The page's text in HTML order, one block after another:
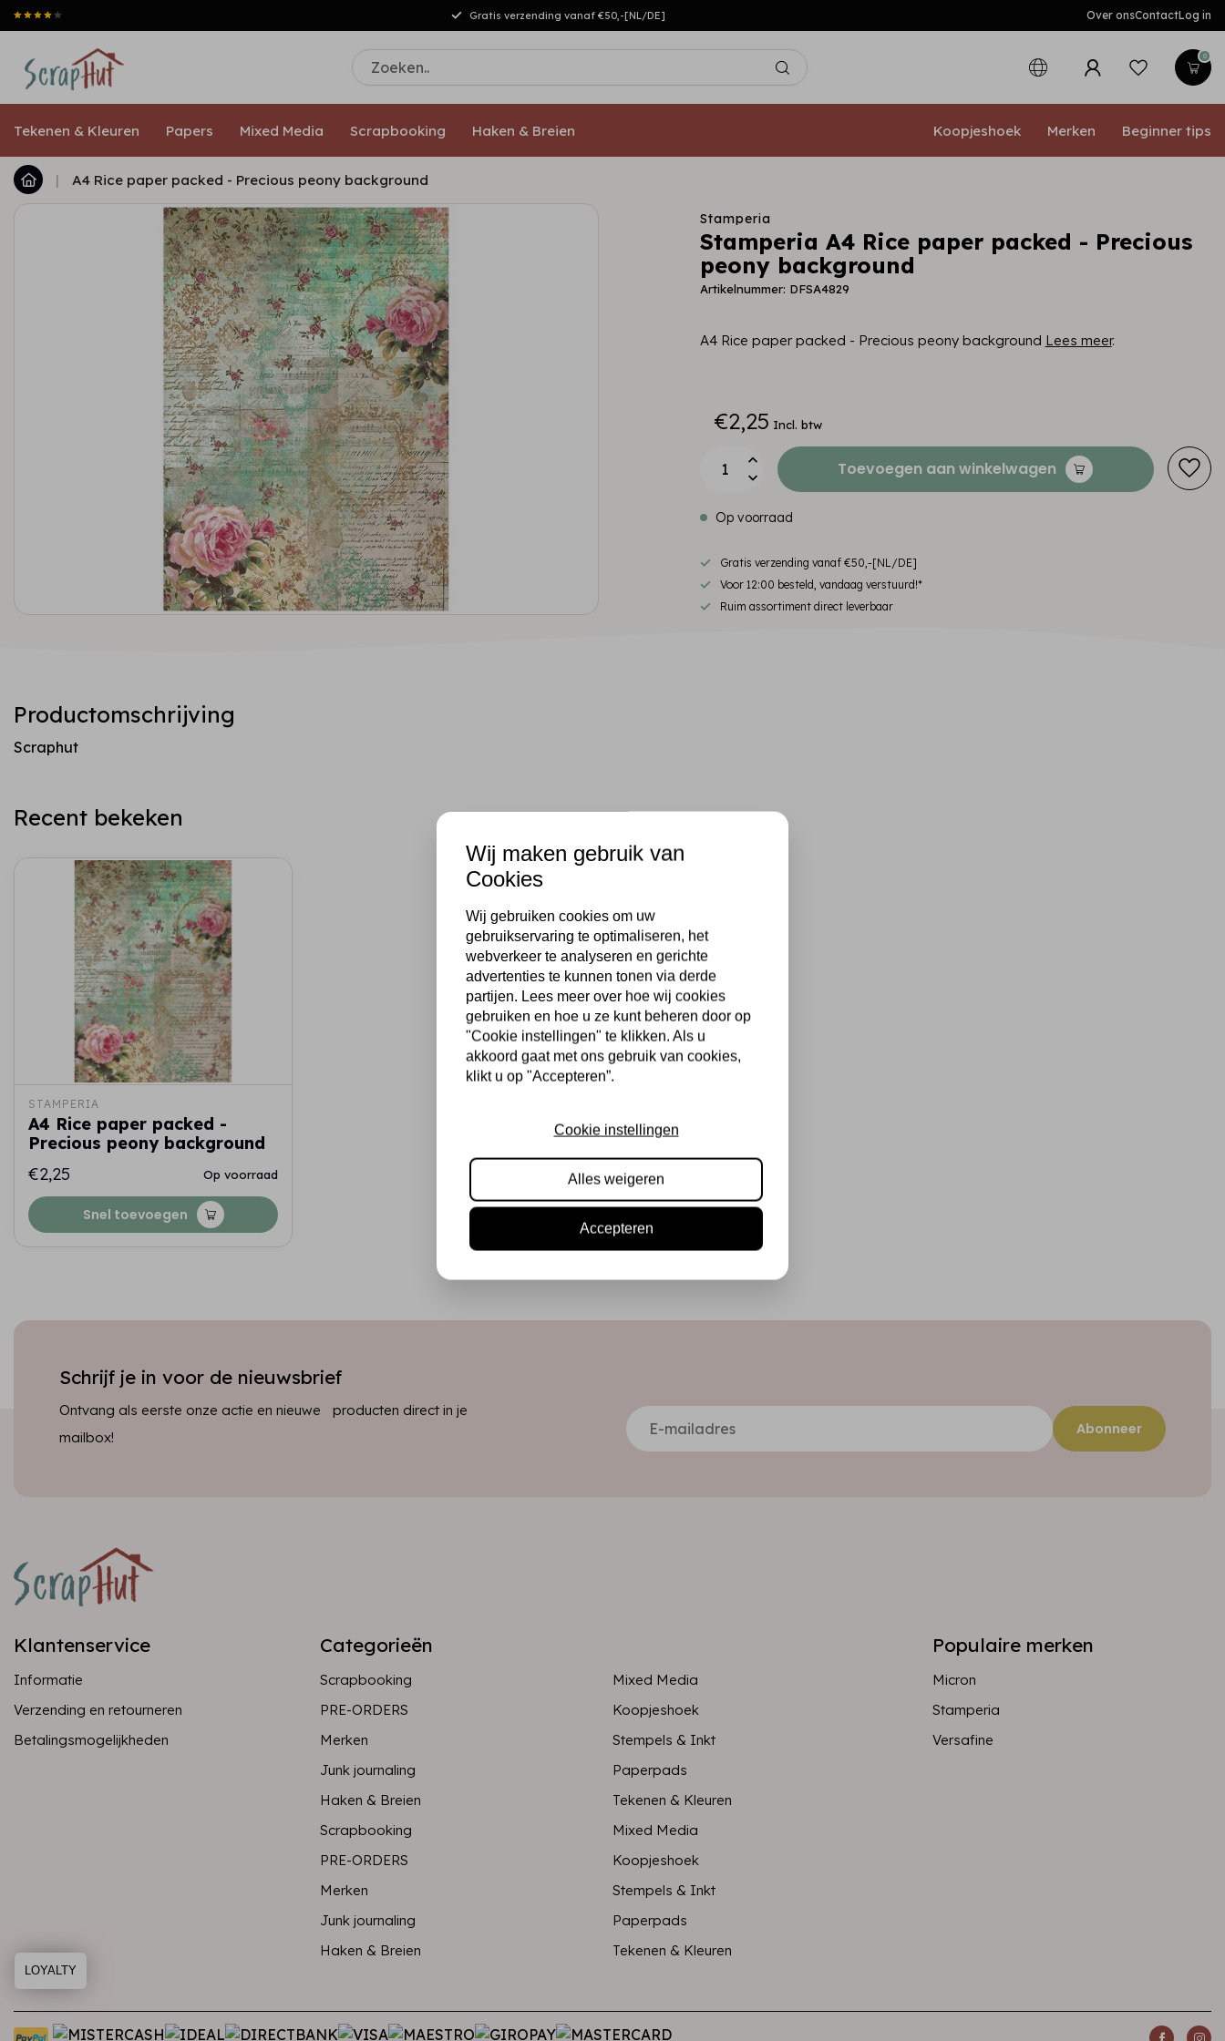
Gratis verzending vanaf €50,-[NL/DE] Over onsContactLog in
0
Tekenen & Kleuren Papers Mixed Media Scrapbooking Haken & Breien Koopjeshoek Merken Beginner tips
| A4 Rice paper packed - Precious peony background
Stamperia
Stamperia A4 Rice paper packed - Precious
peony background
Artikelnummer: DFSA4829
A4 Rice paper packed - Precious peony background Lees meer.
€2,25 Incl. btw
Toevoegen aan winkelwagen
Op voorraad
Gratis verzending vanaf €50,-[NL/DE]
Voor 12:00 besteld, vandaag verstuurd!*
Ruim assortiment direct leverbaar
Productomschrijving
Scraphut
Recent bekeken
STAMPERIA
A4 Rice paper packed -
Precious peony background
€2,25
Op voorraad
Snel toevoegen
Schrijf je in voor de nieuwsbrief
Ontvang als eerste onze actie en nieuwe producten direct in je
mailbox!
Abonneer
Klantenservice
Informatie
Verzending en retourneren
Betalingsmogelijkheden
Categorieën
Scrapbooking
Mixed Media
PRE-ORDERS
Koopjeshoek
Merken
Stempels & Inkt
Junk journaling
Paperpads
Haken & Breien
Tekenen & Kleuren
Scrapbooking
Mixed Media
PRE-ORDERS
Koopjeshoek
Merken
Stempels & Inkt
Junk journaling
Paperpads
Haken & Breien
Tekenen & Kleuren
Populaire merken
Micron
Stamperia
Versafine
Wij maken gebruik van
Cookies
Wij gebruiken cookies om uw
gebruikservaring te optimaliseren, het
webverkeer te analyseren en gerichte
advertenties te kunnen tonen via derde
partijen. Lees meer over hoe wij cookies
gebruiken en hoe u ze kunt beheren door op
"Cookie instellingen" te klikken. Als u
akkoord gaat met ons gebruik van cookies,
klikt u op "Accepteren”.
Cookie instellingen
Alles weigeren
Accepteren
LOYALTY